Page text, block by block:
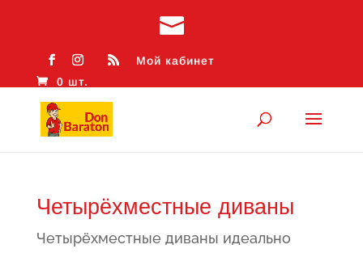
Мой кабинет
0 шт.
Четырёхместные диваны
Четырёхместные диваны идеально